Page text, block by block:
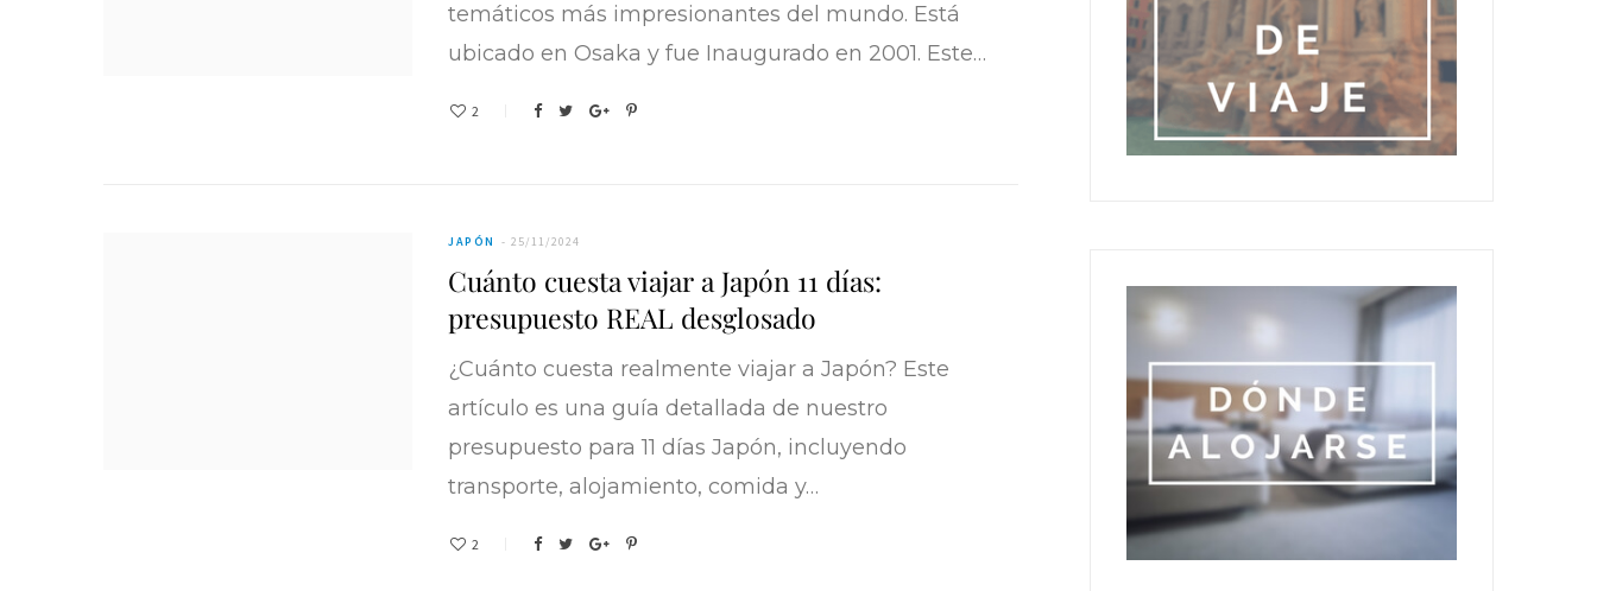
temáticos más impresionantes del mundo. Está
ubicado en Osaka y fue Inaugurado en 2001. Este…
2
JAPÓN 25/11/2024
Cuánto cuesta viajar a Japón 11 días:
presupuesto REAL desglosado
¿Cuánto cuesta realmente viajar a Japón? Este
artículo es una guía detallada de nuestro
presupuesto para 11 días Japón, incluyendo
transporte, alojamiento, comida y…
2